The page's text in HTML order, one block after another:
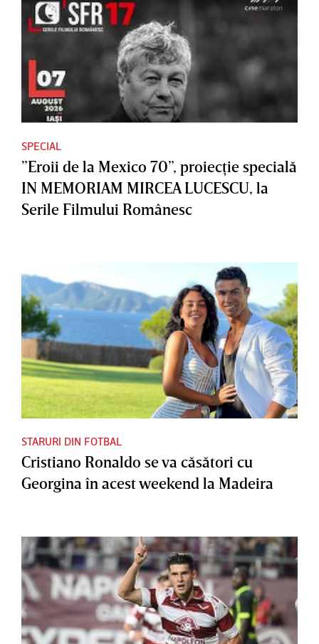
SPECIAL
”Eroii de la Mexico 70”, proiecţie specială
IN MEMORIAM MIRCEA LUCESCU, la
Serile Filmului Românesc
STARURI DIN FOTBAL
Cristiano Ronaldo se va căsători cu
Georgina în acest weekend la Madeira